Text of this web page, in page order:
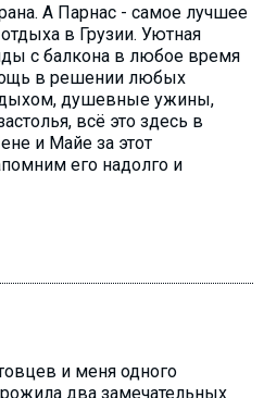
А Парнас - самое лучшее
в Грузии. Уютная
с балкона в любое время
в решении любых
душевные ужины,
всё это здесь в
и Майе за этот
его надолго и
и меня одного
два замечательных